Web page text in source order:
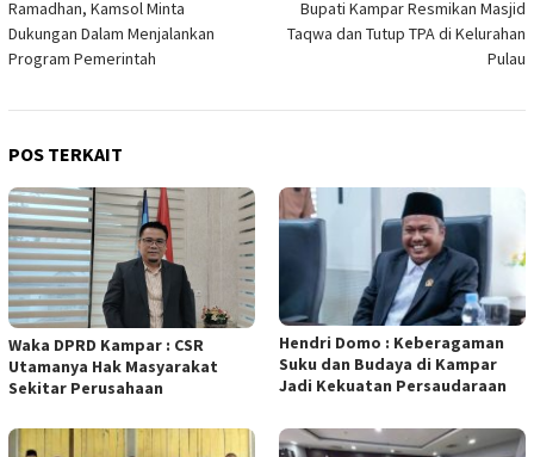
Ramadhan, Kamsol Minta
Dukungan Dalam Menjalankan
Program Pemerintah
Bupati Kampar Resmikan Masjid
Taqwa dan Tutup TPA di Kelurahan
Pulau
POS TERKAIT
Waka DPRD Kampar : CSR
Utamanya Hak Masyarakat
Sekitar Perusahaan
Hendri Domo : Keberagaman
Suku dan Budaya di Kampar
Jadi Kekuatan Persaudaraan